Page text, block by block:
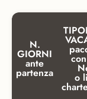
N.
GIORNI
ante
partenza o